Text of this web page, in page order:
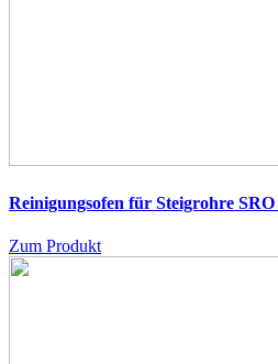
Reinigungsofen für Steigrohre SRO
Zum Produkt